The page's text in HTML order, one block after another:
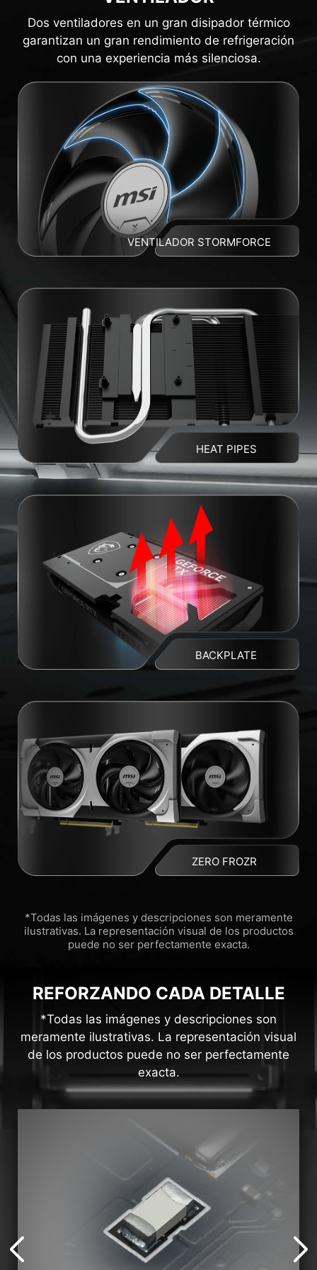
Dos ventiladores en un gran disipador térmico
garantizan un gran rendimiento de refrigeración
con una experiencia más silenciosa.
VENTILADOR STORMFORCE
HEAT PIPES
BACKPLATE
ZERO FROZR
*Todas las imágenes y descripciones son meramente
ilustrativas. La representación visual de los productos
puede no ser perfectamente exacta.
REFORZANDO CADA DETALLE
*Todas las imágenes y descripciones son
meramente ilustrativas. La representación visual
de los productos puede no ser perfectamente
exacta.